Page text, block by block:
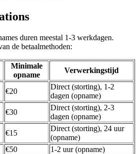
duren meestal 1-3 werkdagen.
de betaalmethoden:
Minimale
opname
Verwerkingstijd
€20
Direct (storting), 1-2
dagen (opname)
€30
Direct (storting), 2-3
dagen (opname)
€15
Direct (storting), 24 uur
(opname)
€50 1-2 uur (opname)